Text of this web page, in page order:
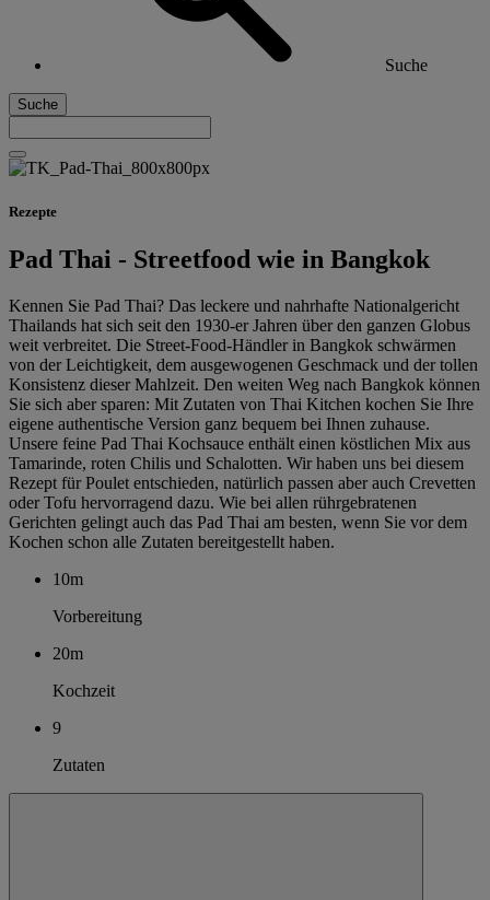
Suche
Suche
Rezepte
Pad Thai - Streetfood wie in Bangkok
Kennen Sie Pad Thai? Das leckere und nahrhafte Nationalgericht
Thailands hat sich seit den 1930-er Jahren über den ganzen Globus
weit verbreitet. Die Street-Food-Händler in Bangkok schwärmen
von der Leichtigkeit, dem ausgewogenen Geschmack und der tollen
Konsistenz dieser Mahlzeit. Den weiten Weg nach Bangkok können
Sie sich aber sparen: Mit Zutaten von Thai Kitchen kochen Sie Ihre
eigene authentische Version ganz bequem bei Ihnen zuhause.
Unsere feine Pad Thai Kochsauce enthält einen köstlichen Mix aus
Tamarinde, roten Chilis und Schalotten. Wir haben uns bei diesem
Rezept für Poulet entschieden, natürlich passen aber auch Crevetten
oder Tofu hervorragend dazu. Wie bei allen rührgebratenen
Gerichten gelingt auch das Pad Thai am besten, wenn Sie vor dem
Kochen schon alle Zutaten bereitgestellt haben.
10m
Vorbereitung
20m
Kochzeit
9
Zutaten